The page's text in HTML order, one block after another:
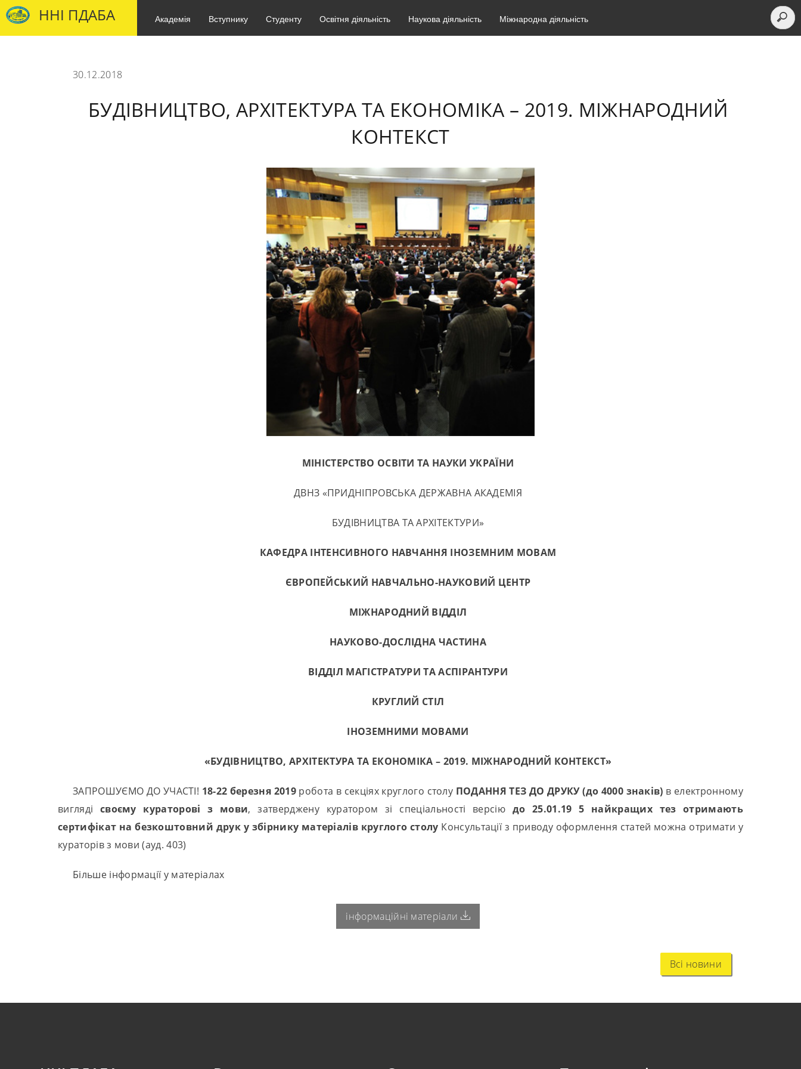
ННІ ПДАБА Академія Вступнику Студенту Освітня діяльність Наукова діяльність Міжнародна діяльність
30.12.2018
БУДІВНИЦТВО, АРХІТЕКТУРА ТА ЕКОНОМІКА – 2019. МІЖНАРОДНИЙ
КОНТЕКСТ
МІНІСТЕРСТВО ОСВІТИ ТА НАУКИ УКРАЇНИ
ДВНЗ «ПРИДНІПРОВСЬКА ДЕРЖАВНА АКАДЕМІЯ
БУДІВНИЦТВА ТА АРХІТЕКТУРИ»
КАФЕДРА ІНТЕНСИВНОГО НАВЧАННЯ ІНОЗЕМНИМ МОВАМ
ЄВРОПЕЙСЬКИЙ НАВЧАЛЬНО-НАУКОВИЙ ЦЕНТР
МІЖНАРОДНИЙ ВІДДІЛ
НАУКОВО-ДОСЛІДНА ЧАСТИНА
ВІДДІЛ МАГІСТРАТУРИ ТА АСПІРАНТУРИ
КРУГЛИЙ СТІЛ
ІНОЗЕМНИМИ МОВАМИ
«БУДІВНИЦТВО, АРХІТЕКТУРА ТА ЕКОНОМІКА – 2019. МІЖНАРОДНИЙ КОНТЕКСТ»
ЗАПРОШУЄМО ДО УЧАСТІ! 18-22 березня 2019 робота в секціях круглого столу ПОДАННЯ ТЕЗ ДО ДРУКУ(до 4000 знаків) в електронному
вигляді своєму кураторові з мови, затверджену куратором зі спеціальності версію до 25.01.195 найкращих тез отримають
сертифікат на безкоштовний друк у збірнику матеріалів круглого столу Консультації з приводу оформлення статей можна отримати у
кураторів з мови (ауд. 403)
Більше інформації у матеріалах
інформаційні матеріали
Всі новини